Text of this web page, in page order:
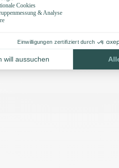
Knöpfe und unser Zubehör: